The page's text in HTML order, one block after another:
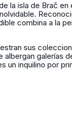
la isla de Brač
combina a la
sus
galerías
un inquilino por